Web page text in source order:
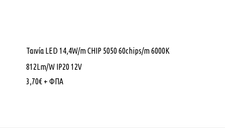
Ταινία LED 14,4W/m CHIP 5050 60chips/m 6000K
812Lm/W IP20 12V
3,70€ + ΦΠΑ